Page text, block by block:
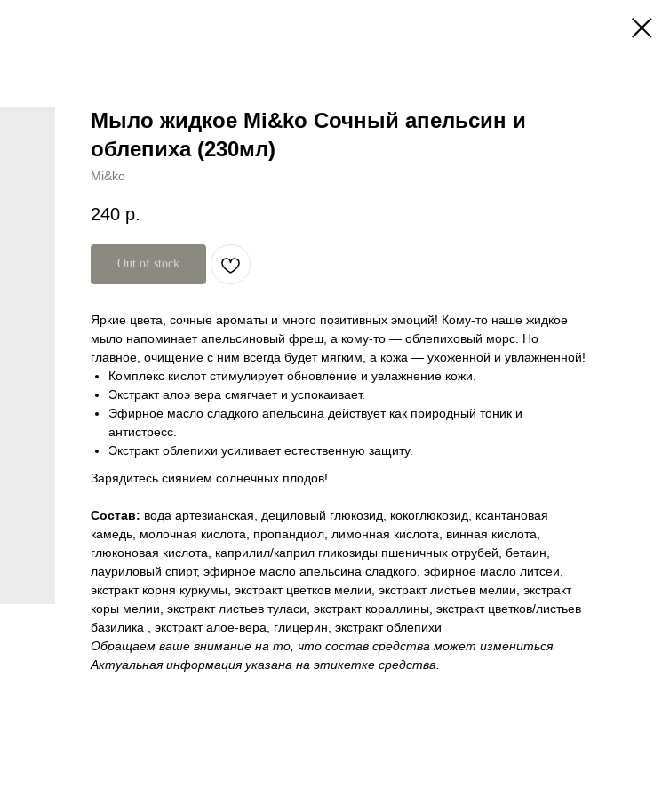
Мыло жидкое Mi&ko Сочный апельсин и
облепиха (230мл)
Mi&ko
240 р.
Out of stock
Яркие цвета, сочные ароматы и много позитивных эмоций! Кому-то наше жидкое
мыло напоминает апельсиновый фреш, а кому-то — облепиховый морс. Но
главное, очищение с ним всегда будет мягким, а кожа — ухоженной и увлажненной!
Комплекс кислот стимулирует обновление и увлажнение кожи.
Экстракт алоэ вера смягчает и успокаивает.
Эфирное масло сладкого апельсина действует как природный тоник и
антистресс.
Экстракт облепихи усиливает естественную защиту.
Зарядитесь сиянием солнечных плодов!
Состав: вода артезианская, дециловый глюкозид, кокоглюкозид, ксантановая
камедь, молочная кислота, пропандиол, лимонная кислота, винная кислота,
глюконовая кислота, каприлил/каприл гликозиды пшеничных отрубей, бетаин,
лауриловый спирт, эфирное масло апельсина сладкого, эфирное масло литсеи,
экстракт корня куркумы, экстракт цветков мелии, экстракт листьев мелии, экстракт
коры мелии, экстракт листьев туласи, экстракт кораллины, экстракт цветков/листьев
базилика , экстракт алое-вера, глицерин, экстракт облепихи
Обращаем ваше внимание на то, что состав средства может измениться.
Актуальная информация указана на этикетке средства.